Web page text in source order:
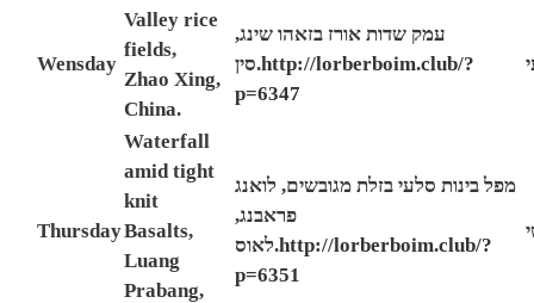
Wensday
Valley rice
fields,
Zhao Xing,
China.
עמק שדות אורז בזאהו שינג,
סין.http://lorberboim.club/?
p=6347
Thursday
Waterfall
amid tight
knit
Basalts,
Luang
Prabang,
מפל בינות סלעי בזלת מגובשים, לואנג
פראבנג,
לאוס.http://lorberboim.club/?
p=6351